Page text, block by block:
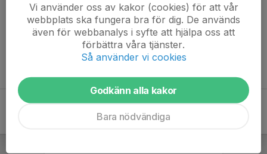
Inget referat skrivet
Vi använder oss av kakor (cookies) för att vår
webbplats ska fungera bra för dig. De används
även för webbanalys i syfte att hjälpa oss att
förbättra våra tjänster.
Så använder vi cookies
Godkänn alla kakor
Bara nödvändiga